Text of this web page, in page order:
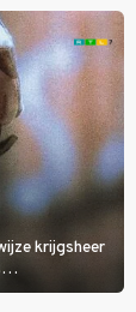
krijgsheer